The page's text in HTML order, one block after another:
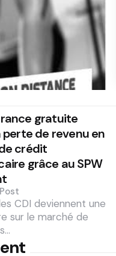
gratuite
de revenu en
crédit
grâce au SPW
CDI deviennent une
sur le marché de